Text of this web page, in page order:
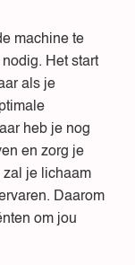
machine te
Het start
als je
heb je nog
en zorg je
zal je lichaam
Daarom
om jou